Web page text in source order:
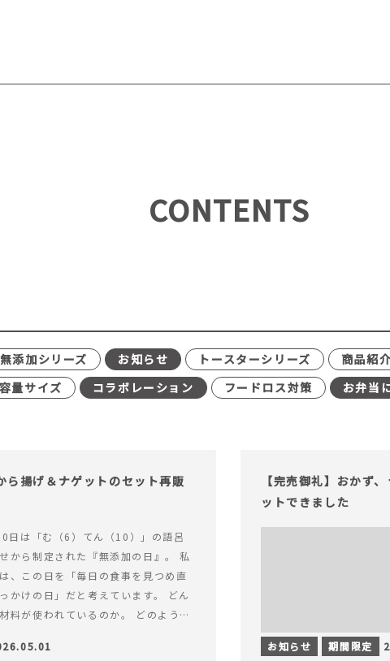
CONTENTS
添加シリーズ お知らせ トースターシリーズ 商品紹介
量サイズ コラボレーション フードロス対策 お弁当
ら揚げ＆ナゲットのセット再販
日は「む（6）てん（10）」の語呂
から制定された『無添加の日』。 私
、この日を「毎日の食事を見つめ直
かけの日」だと考えています。 どん
料が使われているのか。 どのように
れているのか。&hellip; 続きを読む
10日（無添加の日）限定】から揚げ
【完売御礼】おかず
ットできました
お知らせ 期間限定